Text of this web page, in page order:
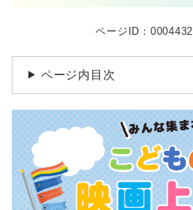
ページID：0004432
ページ内目次